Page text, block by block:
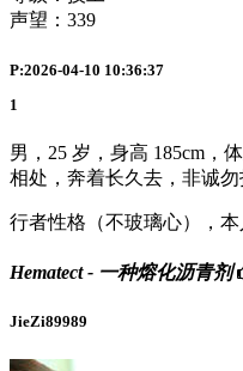
声望： 339
P:2026-04-10 10:36:37
1
男，25 岁，身高 185cm，
相处，奔着长久去，非诚勿
行者性格（不玻璃心），
Hematect - 一种熔化沥青剂
JieZi89989